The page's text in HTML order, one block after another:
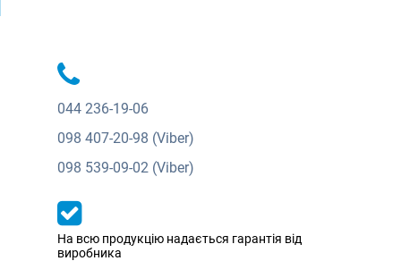
044 236-19-06
098 407-20-98 (Viber)
098 539-09-02 (Viber)
На всю продукцію надається гарантія від
виробника